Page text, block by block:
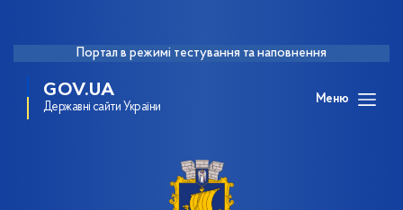
Портал в режимі тестування та наповнення
GOV.UA
Державні сайти України
Меню